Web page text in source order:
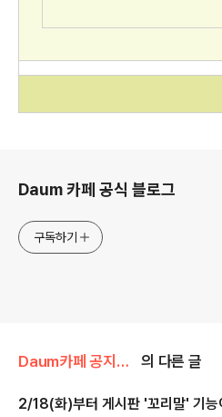
Daum 카페 공식 블로그
구독하기
Daum카페 공지사항/서비스 소식 의 다른 글
2/18(화)부터 게시판 '꼬리말' 기능